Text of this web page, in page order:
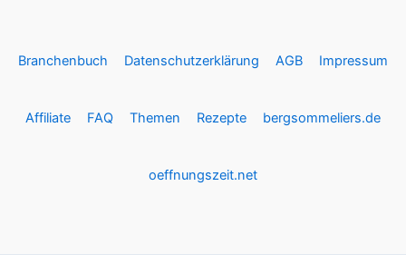
Branchenbuch Datenschutzerklärung AGB Impressum
Affiliate FAQ Themen Rezepte bergsommeliers.de
oeffnungszeit.net